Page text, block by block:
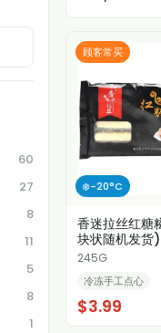
60
27
8
11
5
8
1
顾客常买
❄️-20°C
香迷拉丝红糖
块状随机发货)
245G
冷冻手工点心
$3.99